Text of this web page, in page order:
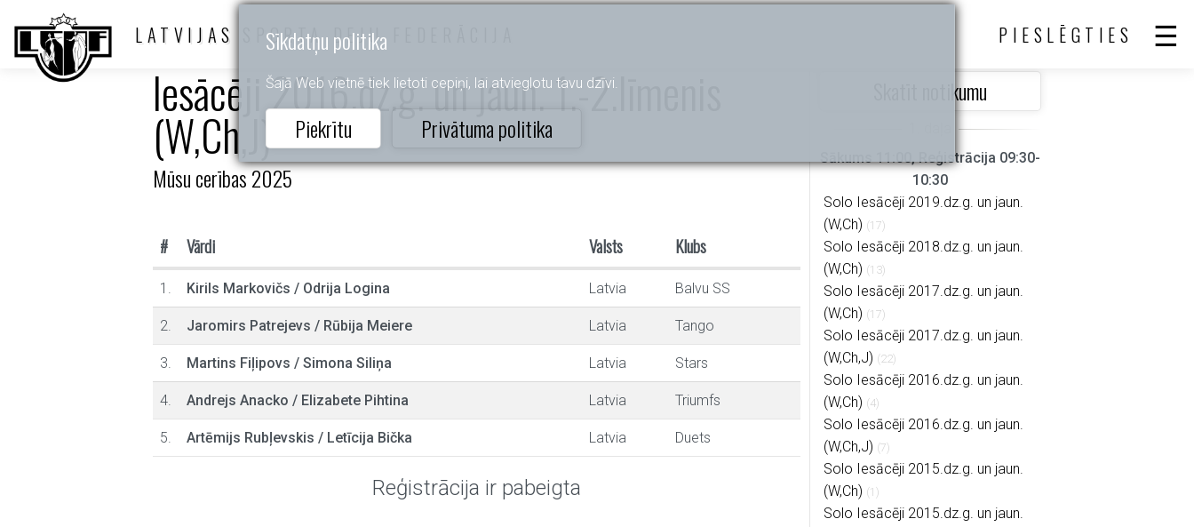
Sīkdatņu politika
Šajā Web vietnē tiek lietoti cepiņi, lai atvieglotu tavu dzīvi.
Piekrītu Privātuma politika
LATVIJAS SPORTA DEJU FEDERĀCIJA PIESLĒGTIES
Iesācēji 2016.dz.g. un jaun. 1.-2.līmenis
(W,Ch,J)
Mūsu cerības 2025
# Vārdi Valsts Klubs
1. Kirils Markovičs / Odrija Logina Latvia Balvu SS
2. Jaromirs Patrejevs / Rūbija Meiere Latvia Tango
3. Martins Fiļipovs / Simona Siliņa Latvia Stars
4. Andrejs Anacko / Elizabete Pihtina Latvia Triumfs
5. Artēmijs Rubļevskis / Letīcija Bička Latvia Duets
Reģistrācija ir pabeigta
Skatīt notikumu
Sākums 11:00, Reģistrācija 09:30-
10:30
Solo Iesācēji 2019.dz.g. un jaun.
(W,Ch) (17)
Solo Iesācēji 2018.dz.g. un jaun.
(W,Ch) (13)
Solo Iesācēji 2017.dz.g. un jaun.
(W,Ch) (17)
Solo Iesācēji 2017.dz.g. un jaun.
(W,Ch,J) (22)
Solo Iesācēji 2016.dz.g. un jaun.
(W,Ch) (4)
Solo Iesācēji 2016.dz.g. un jaun.
(W,Ch,J) (7)
Solo Iesācēji 2015.dz.g. un jaun.
(W,Ch) (1)
Solo Iesācēji 2015.dz.g. un jaun.